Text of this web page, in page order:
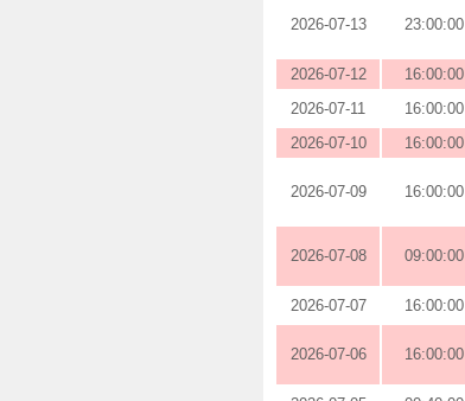
2026-07-13 23:00:00
2026-07-12 16:00:00
2026-07-11
16:00:00
2026-07-10
16:00:00
2026-07-09 16:00:00
2026-07-08 09:00:00
2026-07-07 16:00:00
2026-07-06 16:00:00